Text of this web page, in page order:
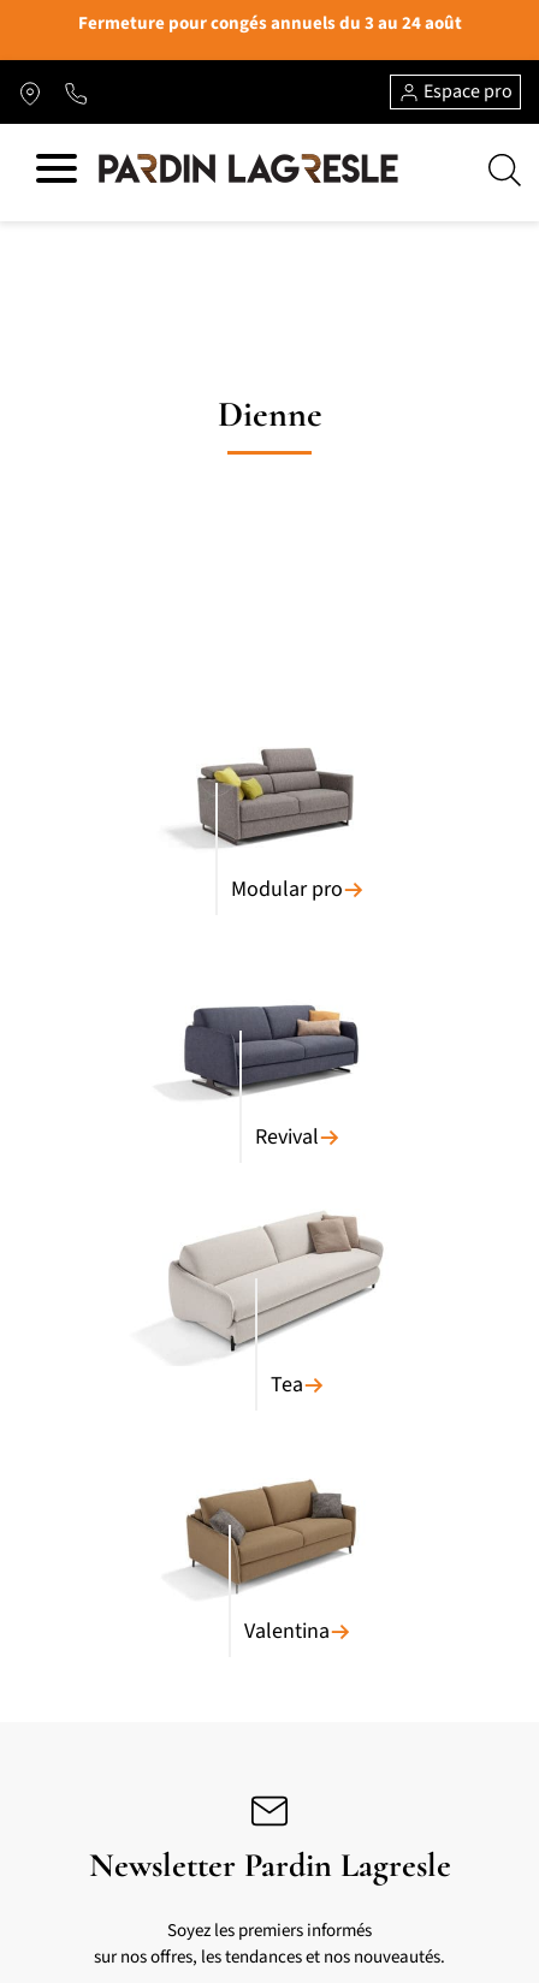
Fermeture pour congés annuels du 3 au 24 août
Espace pro
Dienne
Modular pro
Revival
Tea
Valentina
Newsletter Pardin Lagresle
Soyez les premiers informés
sur nos offres, les tendances et nos nouveautés.